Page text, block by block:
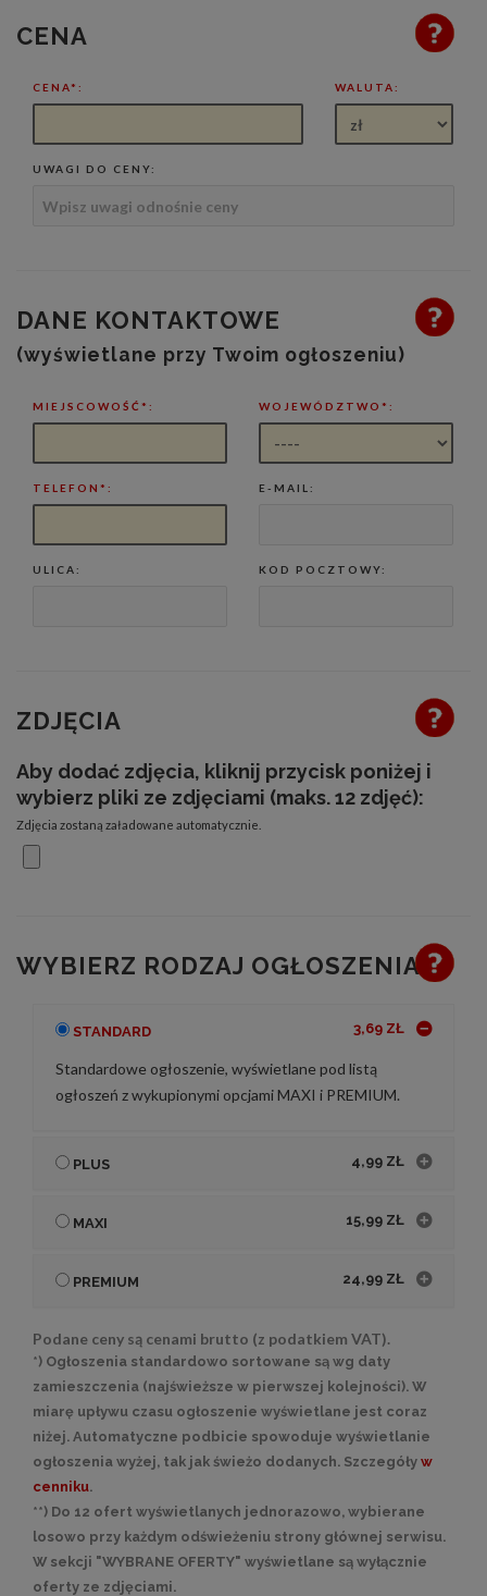
CENA
CENA*: WALUTA:
UWAGI DO CENY:
DANE KONTAKTOWE
(wyświetlane przy Twoim ogłoszeniu)
MIEJSCOWOŚĆ*: WOJEWÓDZTWO*:
TELEFON*: E-MAIL:
ULICA: KOD POCZTOWY:
ZDJĘCIA
Aby dodać zdjęcia, kliknij przycisk poniżej i
wybierz pliki ze zdjęciami (maks. 12 zdjęć):
Zdjęcia zostaną załadowane automatycznie.
WYBIERZ RODZAJ OGŁOSZENIA
STANDARD 3,69 ZŁ
Standardowe ogłoszenie, wyświetlane pod listą
ogłoszeń z wykupionymi opcjami MAXI i PREMIUM.
PLUS 4,99 ZŁ
MAXI 15,99 ZŁ
PREMIUM 24,99 ZŁ
Podane ceny są cenami brutto (z podatkiem VAT).
*) Ogłoszenia standardowo sortowane są wg daty
zamieszczenia (najświeższe w pierwszej kolejności). W
miarę upływu czasu ogłoszenie wyświetlane jest coraz
niżej. Automatyczne podbicie spowoduje wyświetlanie
ogłoszenia wyżej, tak jak świeżo dodanych. Szczegóły w
cenniku.
**) Do 12 ofert wyświetlanych jednorazowo, wybierane
losowo przy każdym odświeżeniu strony głównej serwisu.
W sekcji "WYBRANE OFERTY" wyświetlane są wyłącznie
oferty ze zdjęciami.